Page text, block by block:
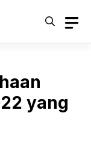
yang